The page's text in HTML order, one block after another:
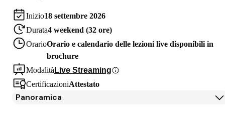
Inizio18 settembre 2026
Durata4 weekend (32 ore)
OrarioOrario e calendario delle lezioni live disponibili in
brochure
Modalità Live Streaming
CertificazioniAttestato
Panoramica